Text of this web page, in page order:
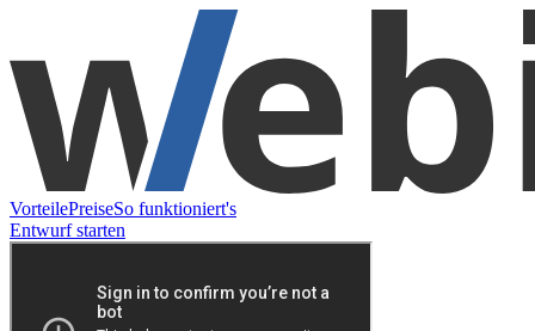
VorteilePreiseSo funktioniert's
Entwurf starten